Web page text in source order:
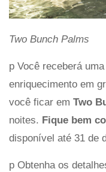
Two Bunch Palms
p Você receberá
enriquecimento em
você ficar em Two
noites. Fique bem
disponível até 31 de
p Obtenha os